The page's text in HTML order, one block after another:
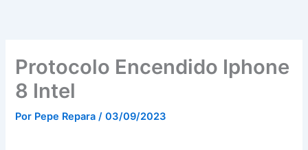
Protocolo Encendido Iphone
8 Intel
Por Pepe Repara/03/09/2023